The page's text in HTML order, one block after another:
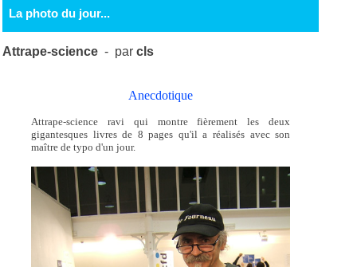
La photo du jour...
Attrape-science - parcls
Anecdotique
Attrape-science ravi qui montre fièrement les deux
gigantesques livres de 8 pages qu'il a réalisés avec son
maître de typo d'un jour.